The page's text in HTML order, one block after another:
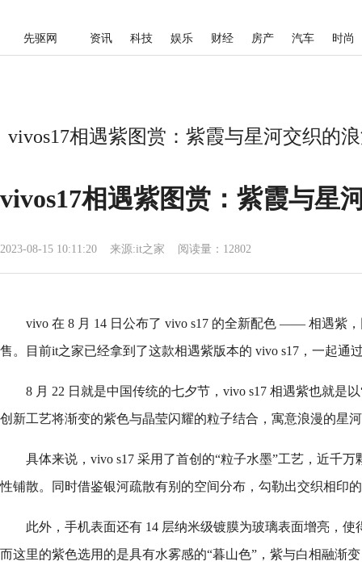
先驱网 资讯 科技 娱乐 财经 房产 汽车 时尚
vivos17相遇紫图赏：紫霞与星河交织的
vivos17相遇紫图赏：紫霞与星
2023-08-15 10:11:20 来源:it之家 阅读量：12802
vivo 在 8 月 14 日公布了 vivo s17 的全新配色 —— 相遇紫
售。目前it之家已经拿到了这款相遇紫版本的 vivo s17，一起通
8 月 22 日就是中国传统的七夕节，vivo s17 相遇紫也就是
创新工艺将渐变的紫色与晶莹闪耀的粒子结合，寓意浪漫的星
具体来说，vivo s17 采用了首创的“粒子水墨”工艺，近千
性铺散。同时借鉴银河疏散有别的空间分布，勾勒出交织相印
此外，手机表面还有 14 层纳米级镀膜为玻璃表面增亮，
而这里的紫色选用的是具有水雾感的“暮山色”，紫与白相融渐